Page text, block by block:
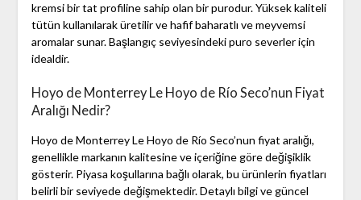
kremsi bir tat profiline sahip olan bir purodur. Yüksek kaliteli
tütün kullanılarak üretilir ve hafif baharatlı ve meyvemsi
aromalar sunar. Başlangıç seviyesindeki puro severler için
idealdir.
Hoyo de Monterrey Le Hoyo de Río Seco’nun Fiyat
Aralığı Nedir?
Hoyo de Monterrey Le Hoyo de Río Seco’nun fiyat aralığı,
genellikle markanın kalitesine ve içeriğine göre değişiklik
gösterir. Piyasa koşullarına bağlı olarak, bu ürünlerin fiyatları
belirli bir seviyede değişmektedir. Detaylı bilgi ve güncel